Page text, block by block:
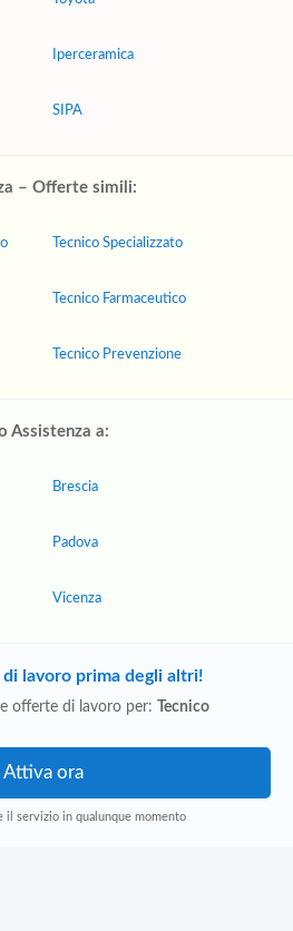
Iperceramica
SIPA
– Offerte simili:
Tecnico Specializzato
Tecnico Farmaceutico
Tecnico Prevenzione
Assistenza a:
Brescia
Padova
Vicenza
lavoro prima degli altri!
offerte di lavoro per:
Tecnico
il servizio in qualunque momento